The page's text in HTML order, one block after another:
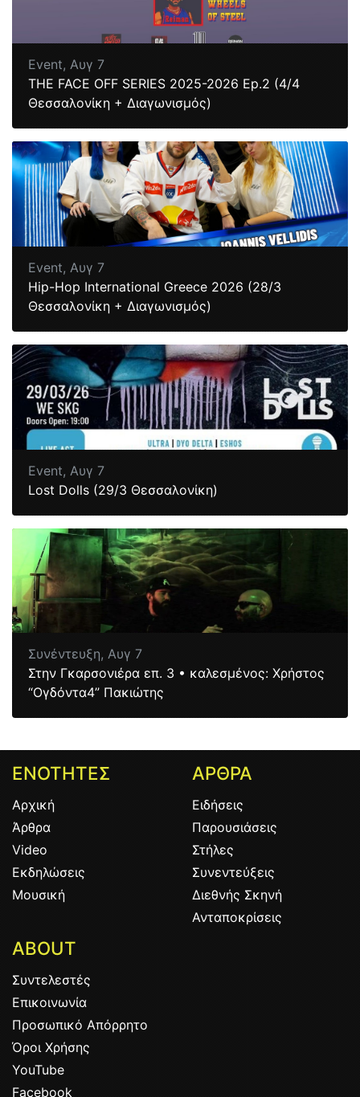
Event,Αυγ 7
ΤΗΕ FACE OFF SERIES 2025-2026 Ep.2 (4/4
Θεσσαλονίκη + Διαγωνισμός)
Event,Αυγ 7
Hip-Hop International Greece 2026 (28/3
Θεσσαλονίκη + Διαγωνισμός)
Event,Αυγ 7
Lost Dolls (29/3 Θεσσαλονίκη)
Συνέντευξη,Αυγ 7
Στην Γκαρσονιέρα επ. 3 • καλεσμένος: Χρήστος
“Ογδόντα4” Πακιώτης
ΕΝΟΤΗΤΕΣ
Αρχική
Άρθρα
Video
Εκδηλώσεις
Μουσική
ΑΡΘΡΑ
Ειδήσεις
Παρουσιάσεις
Στήλες
Συνεντεύξεις
Διεθνής Σκηνή
Ανταποκρίσεις
ABOUT
Συντελεστές
Επικοινωνία
Προσωπικό Απόρρητο
Όροι Χρήσης
YouTube
Facebook